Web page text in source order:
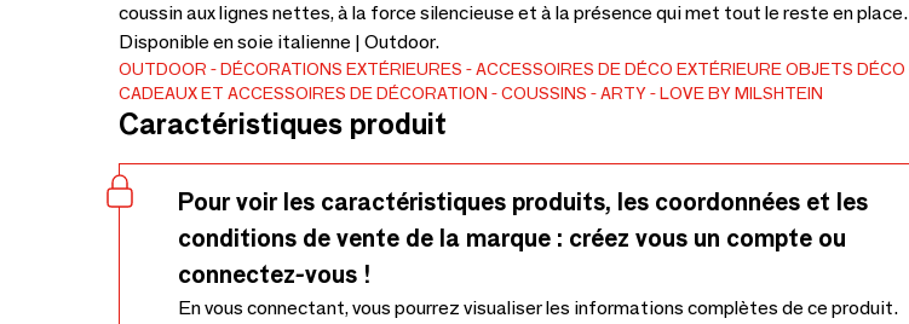
coussin aux lignes nettes, à la force silencieuse et à la présence qui met tout le reste en place.
Disponible en soie italienne | Outdoor.
OUTDOOR DÉCORATIONS EXTÉRIEURES ACCESSOIRES DE DÉCO EXTÉRIEUREOBJETS DÉCO
CADEAUX ET ACCESSOIRES DE DÉCORATION
COUSSINS ARTY LOVE BY MILSHTEIN
Caractéristiques produit
Pour voir les caractéristiques produits, les coordonnées et les
conditions de vente de la marque : créez vous un compte ou
connectez-vous !
En vous connectant, vous pourrez visualiser les informations complètes de ce produit.